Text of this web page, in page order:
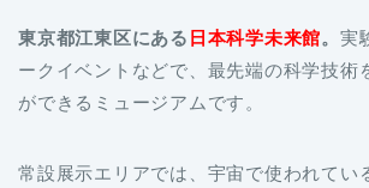
ができるミュージアムです。
常設展示エリアでは、宇宙で使われてい
って学ぶことができます。小さな子ども